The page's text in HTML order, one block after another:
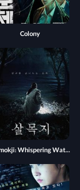
Colony
Salmokji: Whispering Water